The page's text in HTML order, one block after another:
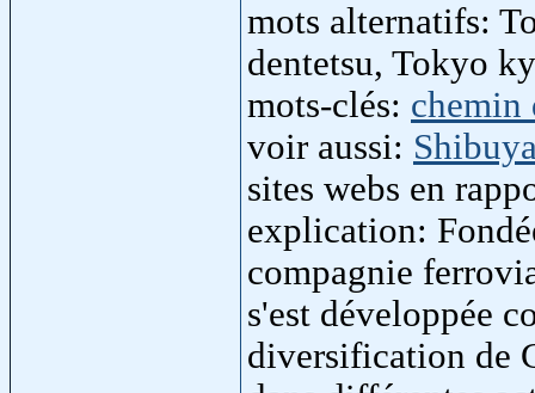
mots alternatifs:
dentetsu, Tokyo
mots-clés: chemin
voir aussi:
sites webs en
explication:
compagnie
s'est développée
diversification de